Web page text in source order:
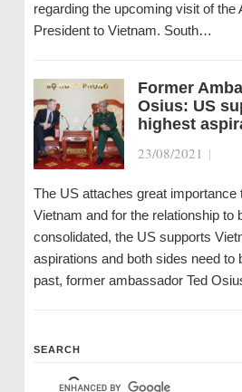
regarding the upcoming visit of the
President to Vietnam. South…
Former
Osius: US
highest
23/08/2021 |
The US attaches great importance
Vietnam and for the relationship to
consolidated, the US supports
aspirations and both sides need to
past, former ambassador Ted
SEARCH